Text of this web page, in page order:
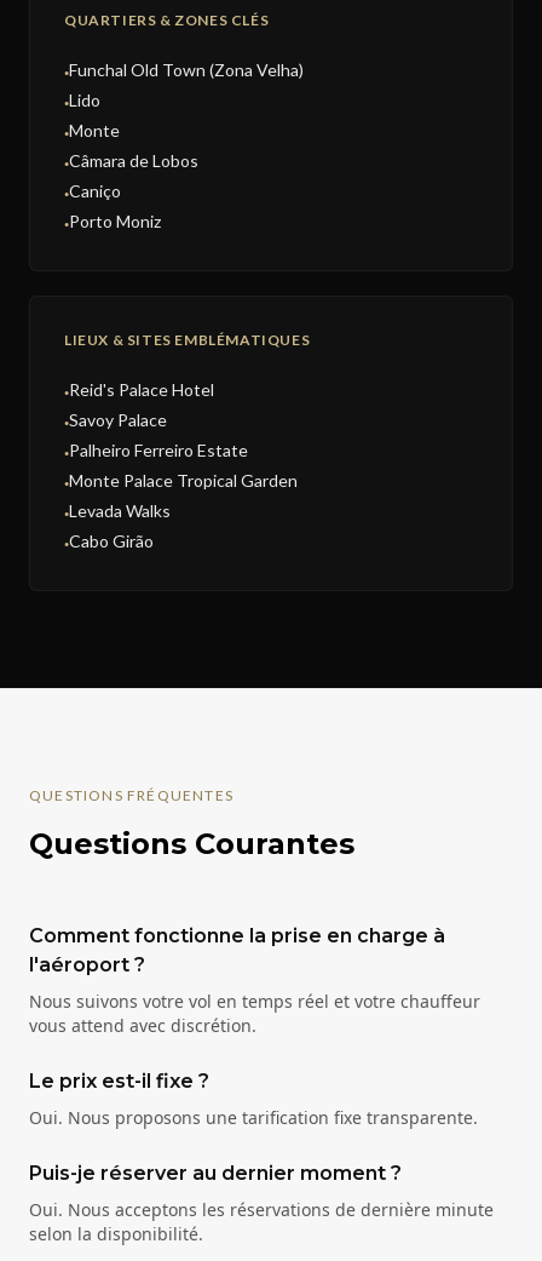
QUARTIERS & ZONES CLÉS
●Funchal Old Town (Zona Velha)
●Lido
●Monte
●Câmara de Lobos
●Caniço
●Porto Moniz
LIEUX & SITES EMBLÉMATIQUES
●Reid's Palace Hotel
●Savoy Palace
●Palheiro Ferreiro Estate
●Monte Palace Tropical Garden
●Levada Walks
●Cabo Girão
QUESTIONS FRÉQUENTES
Questions Courantes
Comment fonctionne la prise en charge à
l'aéroport ?
Nous suivons votre vol en temps réel et votre chauffeur
vous attend avec discrétion.
Le prix est-il fixe ?
Oui. Nous proposons une tarification fixe transparente.
Puis-je réserver au dernier moment ?
Oui. Nous acceptons les réservations de dernière minute
selon la disponibilité.